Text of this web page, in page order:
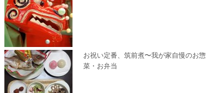
お祝い定番、筑前煮〜我が家自慢のお惣
菜・お弁当